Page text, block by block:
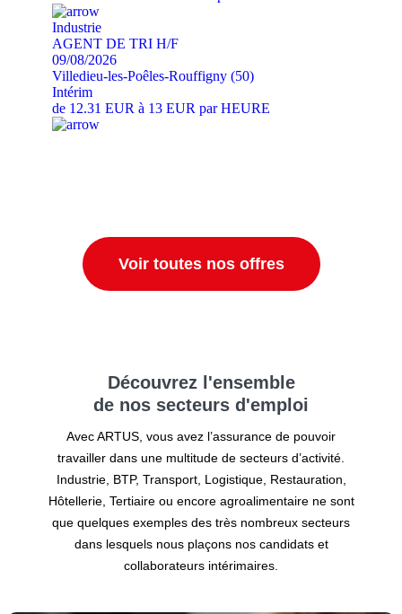
Industrie
AGENT DE TRI H/F
09/08/2026
Villedieu-les-Poêles-Rouffigny (50)
Intérim
de 12.31 EUR à 13 EUR par HEURE
Voir toutes nos offres
Découvrez l'ensemble
de nos secteurs d'emploi
Avec ARTUS, vous avez l’assurance de pouvoir
travailler dans une multitude de secteurs d’activité.
Industrie, BTP, Transport, Logistique, Restauration,
Hôtellerie, Tertiaire ou encore agroalimentaire ne sont
que quelques exemples des très nombreux secteurs
dans lesquels nous plaçons nos candidats et
collaborateurs intérimaires.